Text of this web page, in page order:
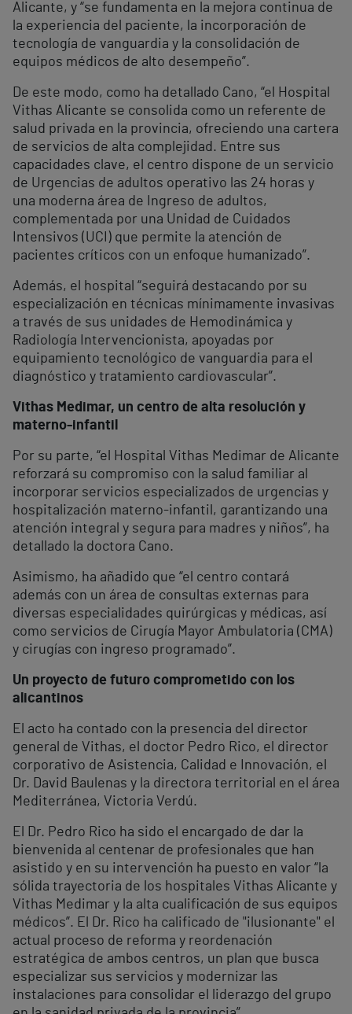
Alicante, y “se fundamenta en la mejora continua de
la experiencia del paciente, la incorporación de
tecnología de vanguardia y la consolidación de
equipos médicos de alto desempeño”.
De este modo, como ha detallado Cano, “el Hospital
Vithas Alicante se consolida como un referente de
salud privada en la provincia, ofreciendo una cartera
de servicios de alta complejidad. Entre sus
capacidades clave, el centro dispone de un servicio
de Urgencias de adultos operativo las 24 horas y
una moderna área de Ingreso de adultos,
complementada por una Unidad de Cuidados
Intensivos (UCI) que permite la atención de
pacientes críticos con un enfoque humanizado”.
Además, el hospital “seguirá destacando por su
especialización en técnicas mínimamente invasivas
a través de sus unidades de Hemodinámica y
Radiología Intervencionista, apoyadas por
equipamiento tecnológico de vanguardia para el
diagnóstico y tratamiento cardiovascular”.
Vithas Medimar, un centro de alta resolución y
materno-infantil
Por su parte, “el Hospital Vithas Medimar de Alicante
reforzará su compromiso con la salud familiar al
incorporar servicios especializados de urgencias y
hospitalización materno-infantil, garantizando una
atención integral y segura para madres y niños”, ha
detallado la doctora Cano.
Asimismo, ha añadido que “el centro contará
además con un área de consultas externas para
diversas especialidades quirúrgicas y médicas, así
como servicios de Cirugía Mayor Ambulatoria (CMA)
y cirugías con ingreso programado”.
Un proyecto de futuro comprometido con los
alicantinos
El acto ha contado con la presencia del director
general de Vithas, el doctor Pedro Rico, el director
corporativo de Asistencia, Calidad e Innovación, el
Dr. David Baulenas y la directora territorial en el área
Mediterránea, Victoria Verdú.
El Dr. Pedro Rico ha sido el encargado de dar la
bienvenida al centenar de profesionales que han
asistido y en su intervención ha puesto en valor “la
sólida trayectoria de los hospitales Vithas Alicante y
Vithas Medimar y la alta cualificación de sus equipos
médicos”. El Dr. Rico ha calificado de "ilusionante" el
actual proceso de reforma y reordenación
estratégica de ambos centros, un plan que busca
especializar sus servicios y modernizar las
instalaciones para consolidar el liderazgo del grupo